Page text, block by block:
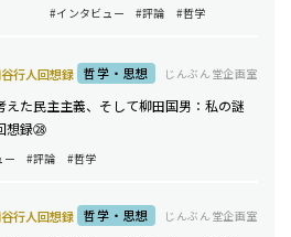
#インタビュー #評論 #哲学
行人回想録 哲学・思想 じんぶん堂企画室
えた民主主義、そして柳田国男：私の謎
想録㉘
ー #評論 #哲学
行人回想録 哲学・思想 じんぶん堂企画室